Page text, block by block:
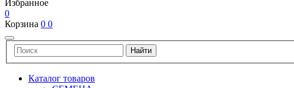
Избранное
0
Корзина 0 0
Каталог товаров